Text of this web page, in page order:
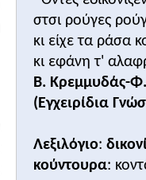
στσι ρούγες
κι είχε τα ράσα
κι εφάνη τ'
Β. Κρεμμυδάς-Φ.
(Εγχειρίδια
Λεξιλόγιο:
κούντουρα: